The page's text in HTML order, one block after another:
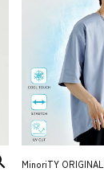
MinoriTY ORIGINAL